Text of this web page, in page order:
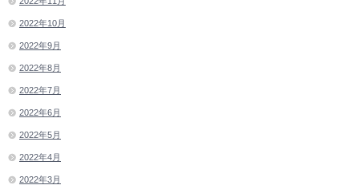
2022年10月
2022年9月
2022年8月
2022年7月
2022年6月
2022年5月
2022年4月
2022年3月